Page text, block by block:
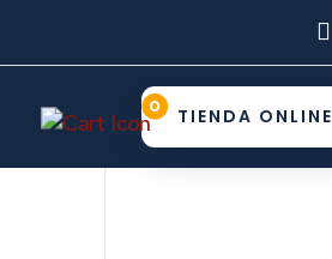

TIENDA ONLINE
0